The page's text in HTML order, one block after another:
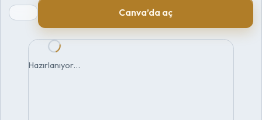
Canva’da aç
Hazırlanıyor…